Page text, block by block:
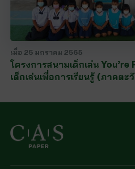
เมื่อ 25 มกราคม 2565
โครงการสนามเด็กเล่น
เด็กเล่นเพื่อการเรียนรู้ (ภาคตะ